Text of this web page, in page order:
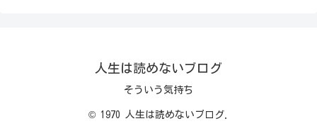
人生は読めないブログ
そういう気持ち
© 1970 人生は読めないブログ.